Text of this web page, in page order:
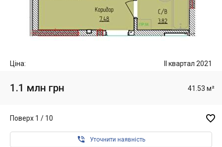
Ціна: II квартал 2021
1.1 млн грн 41.53 м²
Поверх 1 / 10 
 Уточнити наявність